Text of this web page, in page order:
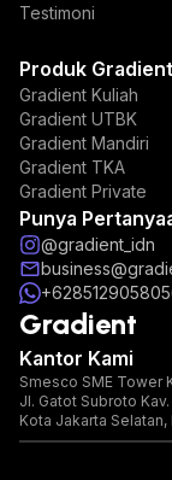
Testimoni
Produk Gradient
Gradient Kuliah
Gradient UTBK
Gradient Mandiri
Gradient TKA
Gradient Private
Punya
@gradient_idn
Gradient
Kantor Kami
Smesco SME Tower
Jl. Gatot Subroto
Kota Jakarta